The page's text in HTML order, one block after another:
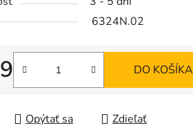
6324N.02
cena:
DO KOŠÍKA
Opýtať sa Zdieľať